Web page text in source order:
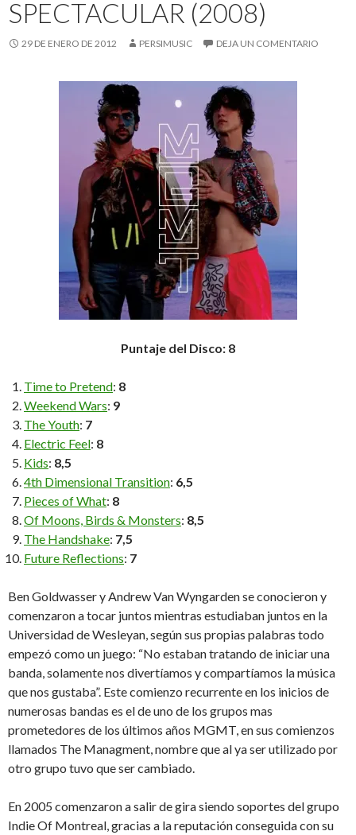
SPECTACULAR (2008)
29 DE ENERO DE 2012 PERSIMUSIC DEJA UN COMENTARIO
Puntaje del Disco: 8
Time to Pretend: 8
Weekend Wars: 9
The Youth: 7
Electric Feel: 8
Kids: 8,5
4th Dimensional Transition: 6,5
Pieces of What: 8
Of Moons, Birds & Monsters: 8,5
The Handshake: 7,5
Future Reflections: 7
Ben Goldwasser y Andrew Van Wyngarden se conocieron y
comenzaron a tocar juntos mientras estudiaban juntos en la
Universidad de Wesleyan, según sus propias palabras todo
empezó como un juego: “No estaban tratando de iniciar una
banda, solamente nos divertíamos y compartíamos la música
que nos gustaba”. Este comienzo recurrente en los inicios de
numerosas bandas es el de uno de los grupos mas
prometedores de los últimos años MGMT, en sus comienzos
llamados The Managment, nombre que al ya ser utilizado por
otro grupo tuvo que ser cambiado.
En 2005 comenzaron a salir de gira siendo soportes del grupo
Indie Of Montreal, gracias a la reputación conseguida con su